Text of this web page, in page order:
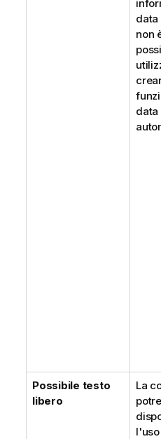
data
non
data
Possibile testo
libero
La